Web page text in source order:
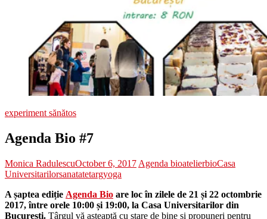
experiment sănătos
Agenda Bio #7
Monica RadulescuOctober 6, 2017 Agenda bioatelierbioCasa
Universitarilorsanatatetargyoga
A șaptea ediție Agenda Bio are loc în zilele de 21 și 22 octombrie
2017, între orele 10:00 și 19:00, la Casa Universitarilor din
București. Târgul vă așteaptă cu stare de bine și propuneri pentru